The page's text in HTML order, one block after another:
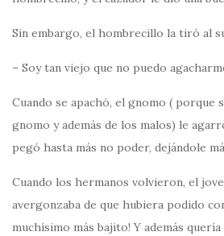
Sin embargo, el hombrecillo la tiró al
– Soy tan viejo que no puedo
Cuando se apachó, el gnomo ( porque
gnomo y además de los malos) le
pegó hasta más no poder, dejándole
Cuando los hermanos volvieron, el
avergonzaba de que hubiera podido
muchísimo más bajito! Y además